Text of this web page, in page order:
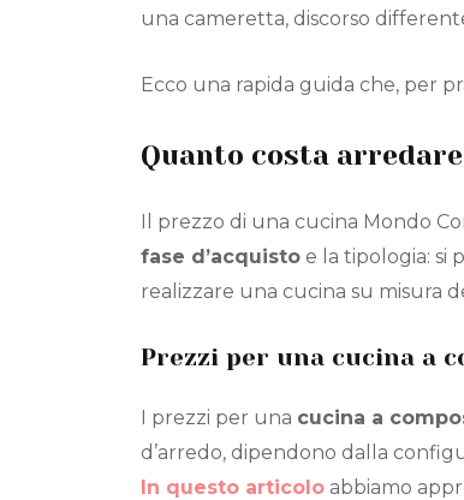
una cameretta, discorso
Ecco una rapida guida che, per
Quanto costa
Il prezzo di una cucina Mondo
fase d’acquistoe la tipologia: si
realizzare una cucina su misura
Prezzi per una cucina a
I prezzi per una cucina a
d’arredo, dipendono dalla
In questo articoloabbiamo